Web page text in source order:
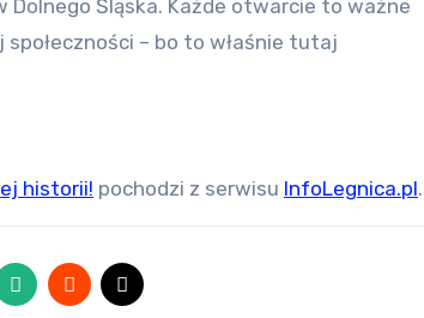
– bo to właśnie tutaj
historii! pochodzi z serwisu InfoLegnica.pl.